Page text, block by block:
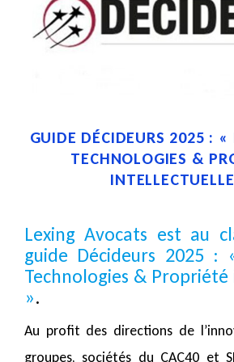
GUIDE DÉCIDEURS 2025 :
TECHNOLOGIES &
Lexing Avocats est au
guide Décideurs 2025 :
Technologies &
».
Au profit des directions de
groupes, sociétés du CAC40 et